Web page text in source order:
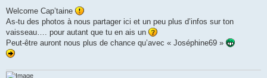
s
a
g
Welcome Cap’taine
As-tu des photos à nous partager ici et un peu plus d’infos sur ton
vaisseau…. pour autant que tu en ais un
Peut-être auront nous plus de chance qu’avec « Joséphine69 »